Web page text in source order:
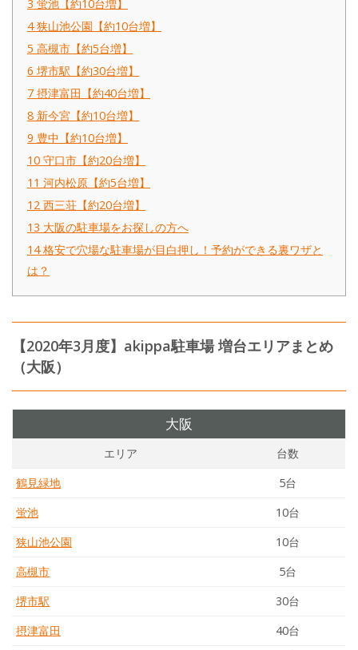
3 蛍池【約10台増】
4 狭山池公園【約10台増】
5 高槻市【約5台増】
6 堺市駅【約30台増】
7 摂津富田【約40台増】
8 新今宮【約10台増】
9 豊中【約10台増】
10 守口市【約20台増】
11 河内松原【約5台増】
12 西三荘【約20台増】
13 大阪の駐車場をお探しの方へ
14 格安で穴場な駐車場が目白押し！予約ができる裏ワザと
は？
【2020年3月度】akippa駐車場 増台エリアまとめ
（大阪）
大阪
エリア
台数
鶴見緑地
5台
蛍池
10台
狭山池公園
10台
高槻市
5台
堺市駅
30台
摂津富田
40台